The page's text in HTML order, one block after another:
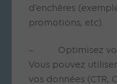
d’enchères
promotions, etc).
– Optimisez
Vous pouvez
vos données (CTR,